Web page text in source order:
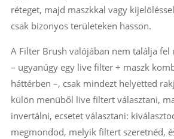
réteget, majd maszkkal vagy
csak bizonyos területeken hasson.
A Filter Brush valójában nem találja fel
– ugyanúgy egy live filter + maszk
háttérben –, csak mindezt helyetted
külön menüből live filtert választani,
invertálni, ecsetet választani:
megmondod, melyik filtert szeretnéd,